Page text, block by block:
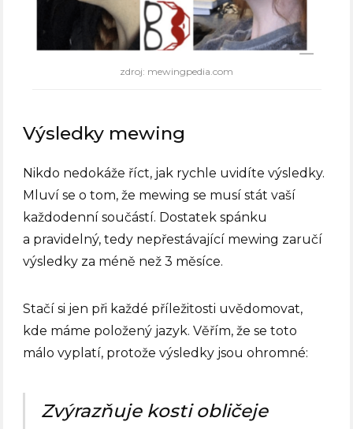
zdroj: mewingpedia.com
Výsledky mewing
Nikdo nedokáže říct, jak rychle uvidíte výsledky.
Mluví se o tom, že mewing se musí stát vaší
každodenní součástí. Dostatek spánku
a pravidelný, tedy nepřestávající mewing zaručí
výsledky za méně než 3 měsíce.
Stačí si jen při každé příležitosti uvědomovat,
kde máme položený jazyk. Věřím, že se toto
málo vyplatí, protože výsledky jsou ohromné:
Zvýrazňuje kosti obličeje